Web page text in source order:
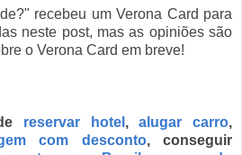
recebeu um Verona Card para
neste post, mas as opiniões são
o Verona Card em breve!
reservar hotel ,alugar carro,
com desconto,conseguir